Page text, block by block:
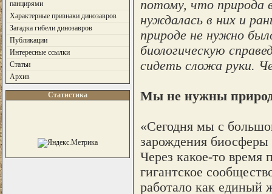
панцирями
Характерные признаки динозавров
Загадка гибели динозавров
Публикации
Интересные ссылки
Статьи
Архив
Статистика
потому, что природа
нуждалась в них и
природе не нужно
биологическую
сидеть сложа руки.
Мы не нужны
«Сегодня мы с
зарождения
Через какое-то время
гигантское
работало как единый